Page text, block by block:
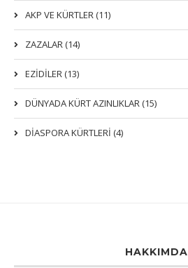
AKP VE KÜRTLER (11)
ZAZALAR (14)
EZIDILER (13)
DÜNYADA KÜRT AZINLIKLAR (15)
DİASPORA KÜRTLERİ (4)
HAKKIMDA